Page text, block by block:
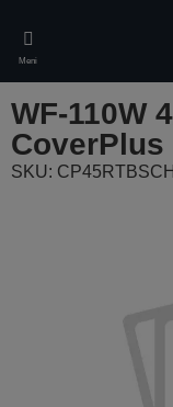
main
content
Meni
WF-110W
CoverPlus
SKU: